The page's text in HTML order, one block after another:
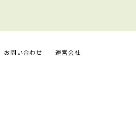
お問い合わせ 運営会社